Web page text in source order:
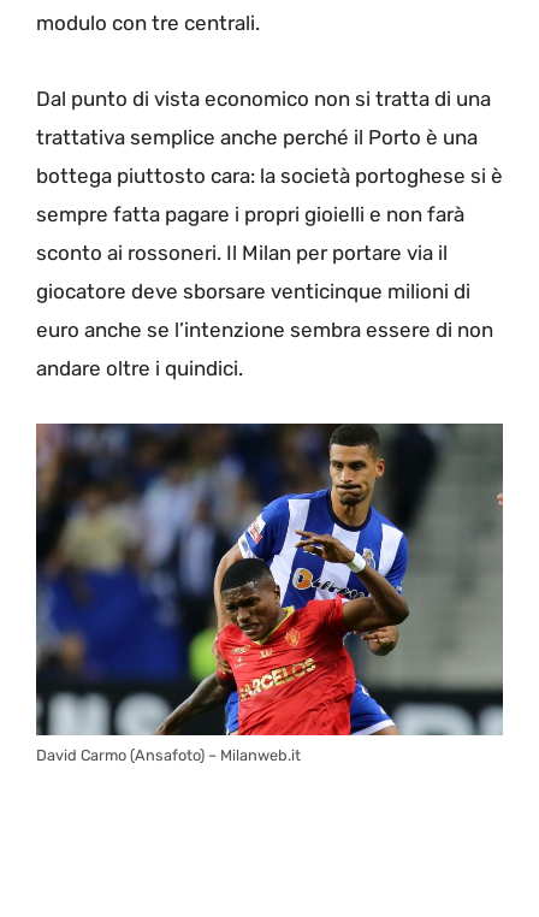
modulo con tre centrali.
Dal punto di vista economico non si tratta di una
trattativa semplice anche perché il Porto è una
bottega piuttosto cara: la società portoghese si è
sempre fatta pagare i propri gioielli e non farà
sconto ai rossoneri. Il Milan per portare via il
giocatore deve sborsare venticinque milioni di
euro anche se l’intenzione sembra essere di non
andare oltre i quindici.
David Carmo (Ansafoto) – Milanweb.it